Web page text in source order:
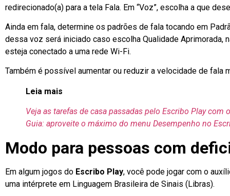
redirecionado(a) para a tela Fala. Em “Voz”, escolha a que
Ainda em fala, determine os padrões de fala tocando em
dessa voz será iniciado caso escolha Qualidade
esteja conectado a uma rede Wi-Fi.
Também é possível aumentar ou reduzir a velocidade de
Leia mais
Veja as tarefas de casa passadas pelo Escribo Play com
Guia: aproveite o máximo do menu Desempenho no
Modo para pessoas com
Em algum jogos do Escribo Play, você pode jogar com o
uma intérprete em Linguagem Brasileira de Sinais (Libras).